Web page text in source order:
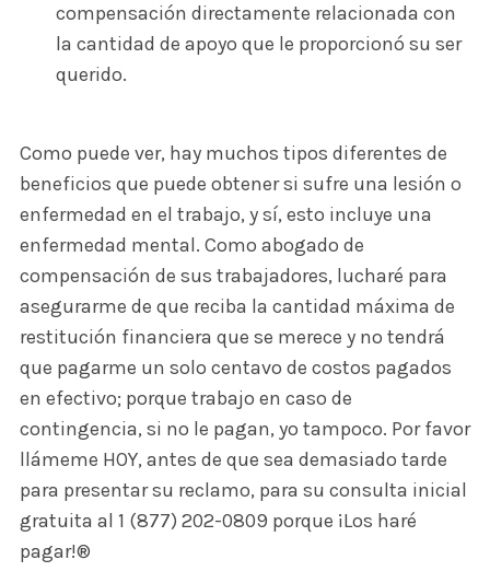
compensación directamente relacionada con
la cantidad de apoyo que le proporcionó su ser
querido.
Como puede ver, hay muchos tipos diferentes de
beneficios que puede obtener si sufre una lesión o
enfermedad en el trabajo, y sí, esto incluye una
enfermedad mental. Como abogado de
compensación de sus trabajadores, lucharé para
asegurarme de que reciba la cantidad máxima de
restitución financiera que se merece y no tendrá
que pagarme un solo centavo de costos pagados
en efectivo; porque trabajo en caso de
contingencia, si no le pagan, yo tampoco. Por favor
llámeme HOY, antes de que sea demasiado tarde
para presentar su reclamo, para su consulta inicial
gratuita al 1 (877) 202-0809 porque ¡Los haré
pagar!®